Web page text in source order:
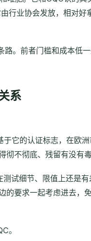
行业协会发放，相对好
。前者门槛和成本低
系
它的认证标志，在欧
不彻底、残留有没有毒
试细节、限值上还是
要求一起考虑进去，
。